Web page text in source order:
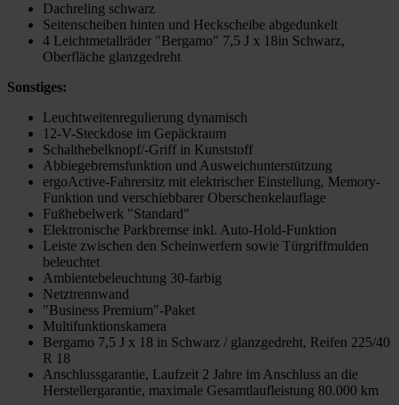
Dachreling schwarz
Seitenscheiben hinten und Heckscheibe abgedunkelt
4 Leichtmetallräder "Bergamo" 7,5 J x 18in Schwarz,
Oberfläche glanzgedreht
Sonstiges:
Leuchtweitenregulierung dynamisch
12-V-Steckdose im Gepäckraum
Schalthebelknopf/-Griff in Kunststoff
Abbiegebremsfunktion und Ausweichunterstützung
ergoActive-Fahrersitz mit elektrischer Einstellung, Memory-
Funktion und verschiebbarer Oberschenkelauflage
Fußhebelwerk "Standard"
Elektronische Parkbremse inkl. Auto-Hold-Funktion
Leiste zwischen den Scheinwerfern sowie Türgriffmulden
beleuchtet
Ambientebeleuchtung 30-farbig
Netztrennwand
"Business Premium"-Paket
Multifunktionskamera
Bergamo 7,5 J x 18 in Schwarz / glanzgedreht, Reifen 225/40
R 18
Anschlussgarantie, Laufzeit 2 Jahre im Anschluss an die
Herstellergarantie, maximale Gesamtlaufleistung 80.000 km